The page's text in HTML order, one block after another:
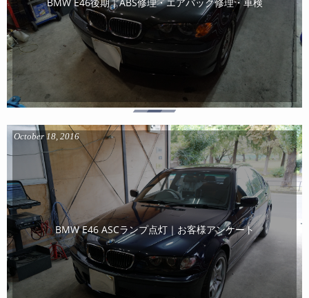
BMW E46 ASCランプ点灯｜お客様アンケート
October 18, 2016